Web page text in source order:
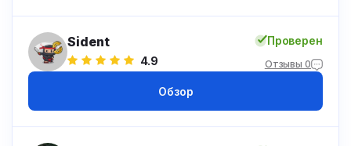
Sident
4.9
Проверен
Отзывы 0
Обзор